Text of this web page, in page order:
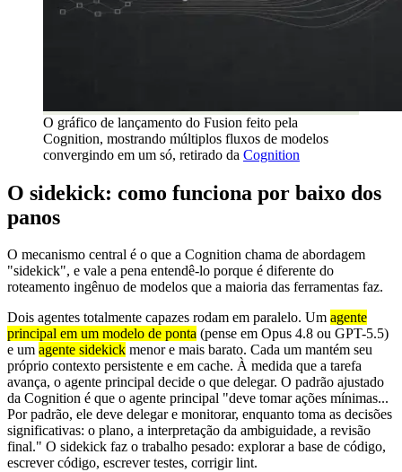
O gráfico de lançamento do Fusion feito pela
Cognition, mostrando múltiplos fluxos de modelos
convergindo em um só, retirado da Cognition
O sidekick: como funciona por baixo dos
panos
O mecanismo central é o que a Cognition chama de abordagem
"sidekick", e vale a pena entendê-lo porque é diferente do
roteamento ingênuo de modelos que a maioria das ferramentas faz.
Dois agentes totalmente capazes rodam em paralelo. Um agente
principal em um modelo de ponta (pense em Opus 4.8 ou GPT-5.5)
e um agente sidekick menor e mais barato. Cada um mantém seu
próprio contexto persistente e em cache. À medida que a tarefa
avança, o agente principal decide o que delegar. O padrão ajustado
da Cognition é que o agente principal "deve tomar ações mínimas...
Por padrão, ele deve delegar e monitorar, enquanto toma as decisões
significativas: o plano, a interpretação da ambiguidade, a revisão
final." O sidekick faz o trabalho pesado: explorar a base de código,
escrever código, escrever testes, corrigir lint.